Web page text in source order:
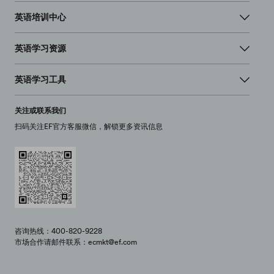
英语培训中心
英语学习资源
英语学习工具
关注或联系我们
扫码关注EF官方客服微信，解锁更多资讯信息
咨询热线：400-820-9228
市场合作请邮件联系：ecmkt@ef.com